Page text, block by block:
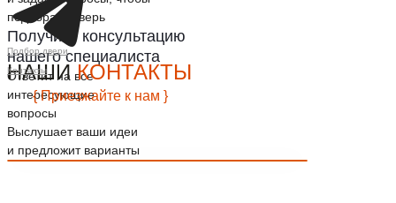
подобрать дверь
Получите консультацию
нашего специалиста
Ответит на все
интересующие
вопросы
Выслушает ваши идеи
и предложит варианты
НАШИКОНТАКТЫ
{ Приезжайте к нам }
Подбор двери
Контакты